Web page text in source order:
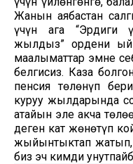
Жанын аябастан
үчүн ага “Эрдиги
жылдыз” ордени
маалыматтар эмне
белгисиз. Каза
пенсия төлөнүп
куруу жылдарында
атайын эле акча
деген кат жөнөтүп
жыйынтыктап жатып,
биз эч кимди